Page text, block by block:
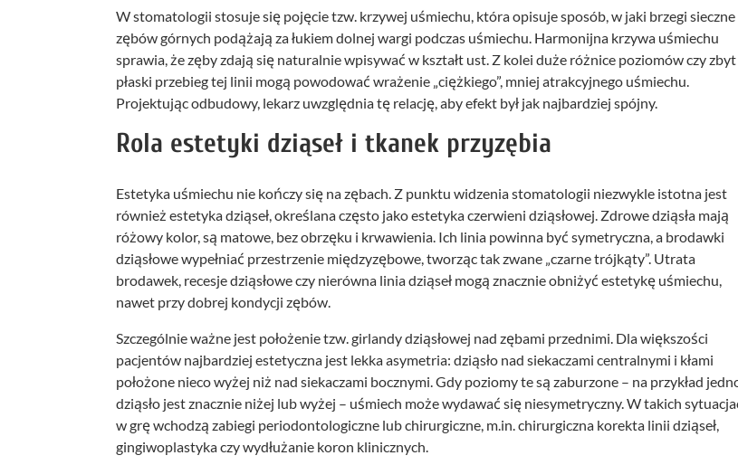
W stomatologii stosuje się pojęcie tzw. krzywej uśmiechu, która opisuje sposób, w jaki brzegi sieczne
zębów górnych podążają za łukiem dolnej wargi podczas uśmiechu. Harmonijna krzywa uśmiechu
sprawia, że zęby zdają się naturalnie wpisywać w kształt ust. Z kolei duże różnice poziomów czy zbyt
płaski przebieg tej linii mogą powodować wrażenie „ciężkiego”, mniej atrakcyjnego uśmiechu.
Projektując odbudowy, lekarz uwzględnia tę relację, aby efekt był jak najbardziej spójny.
Rola estetyki dziąseł i tkanek przyzębia
Estetyka uśmiechu nie kończy się na zębach. Z punktu widzenia stomatologii niezwykle istotna jest
również estetyka dziąseł, określana często jako estetyka czerwieni dziąsłowej. Zdrowe dziąsła mają
różowy kolor, są matowe, bez obrzęku i krwawienia. Ich linia powinna być symetryczna, a brodawki
dziąsłowe wypełniać przestrzenie międzyzębowe, tworząc tak zwane „czarne trójkąty”. Utrata
brodawek, recesje dziąsłowe czy nierówna linia dziąseł mogą znacznie obniżyć estetykę uśmiechu,
nawet przy dobrej kondycji zębów.
Szczególnie ważne jest położenie tzw. girlandy dziąsłowej nad zębami przednimi. Dla większości
pacjentów najbardziej estetyczna jest lekka asymetria: dziąsło nad siekaczami centralnymi i kłami
położone nieco wyżej niż nad siekaczami bocznymi. Gdy poziomy te są zaburzone – na przykład
dziąsło jest znacznie niżej lub wyżej – uśmiech może wydawać się niesymetryczny. W takich
w grę wchodzą zabiegi periodontologiczne lub chirurgiczne, m.in. chirurgiczna korekta linii dziąseł,
gingiwoplastyka czy wydłużanie koron klinicznych.